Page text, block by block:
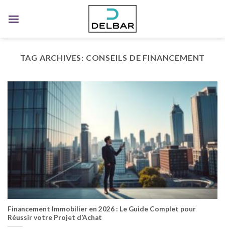
TAG ARCHIVES: CONSEILS DE FINANCEMENT
Financement Immobilier en 2026 : Le Guide Complet pour
Réussir votre Projet d’Achat